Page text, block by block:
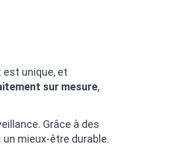
est unique, et
sur mesure,
Grâce à des
mieux-être durable.